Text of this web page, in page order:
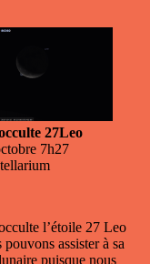
27Leo
7h27
l’étoile 27 Leo
assister à sa
puisque nous